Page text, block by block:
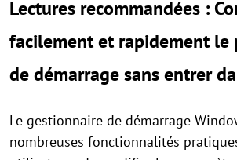
Lectures recommandées :
facilement et rapidement le
de démarrage sans entrer
Le gestionnaire de démarrage
nombreuses fonctionnalités